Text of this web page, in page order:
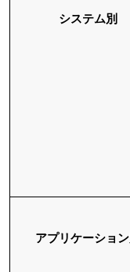
システム別
アプリケーショ